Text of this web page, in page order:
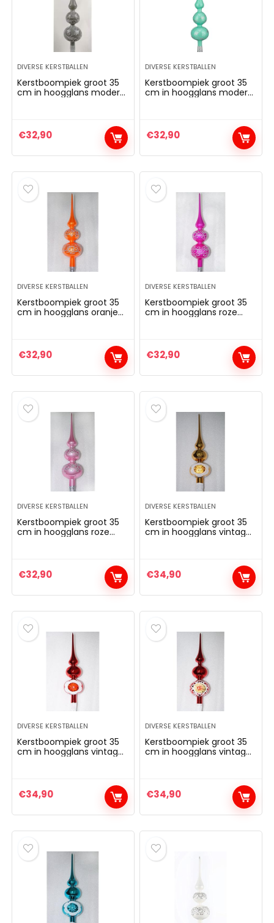
DIVERSE KERSTBALLEN
Kerstboompiek groot 35
cm in hoogglans modern
kerstboom kerstboom
kerstboom kerstboom
kerstboom kerstboom
kerstboom
€32,90
DIVERSE KERSTBALLEN
Kerstboompiek groot 35
cm in hoogglans modern
kerstboom kerstboom
kerstboom kerstboom
kerstboom kerstboom
kerstboom kerstboom
€32,90
DIVERSE KERSTBALLEN
Kerstboompiek groot 35
cm in hoogglans oranje
kerstboom kerstboom
kerstboom kerstboom
kerstboom kerstboom
€32,90
DIVERSE KERSTBALLEN
Kerstboompiek groot 35
cm in hoogglans roze
kerstboom kerstboom
kerstboom kerstboom
kerstboom kerstboom
€32,90
DIVERSE KERSTBALLEN
Kerstboompiek groot 35
cm in hoogglans roze
kerstboom top
€32,90
DIVERSE KERSTBALLEN
Kerstboompiek groot 35
cm in hoogglans vintage
kerstboom kerstboom
kerstboom dennenboom
kerstboom kerstboom
€34,90
DIVERSE KERSTBALLEN
Kerstboompiek groot 35
cm in hoogglans vintage
kerstboom kerstboom
dennenboom kerstboom
kerstboom kerstboom
€34,90
DIVERSE KERSTBALLEN
Kerstboompiek groot 35
cm in hoogglans vintage
kerstboom kerstboom
kerstboom kerstboom
kerstboom kerstboom
€34,90